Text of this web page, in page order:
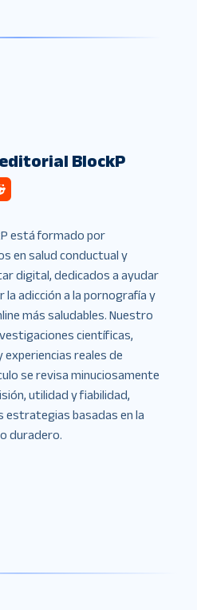
BlockP
está formado por
en salud conductual y
digital, dedicados a ayudar
la adicción a la pornografía y
más saludables. Nuestro
científicas,
reales de
se revisa minuciosamente
utilidad y fiabilidad,
estrategias basadas en la
duradero.